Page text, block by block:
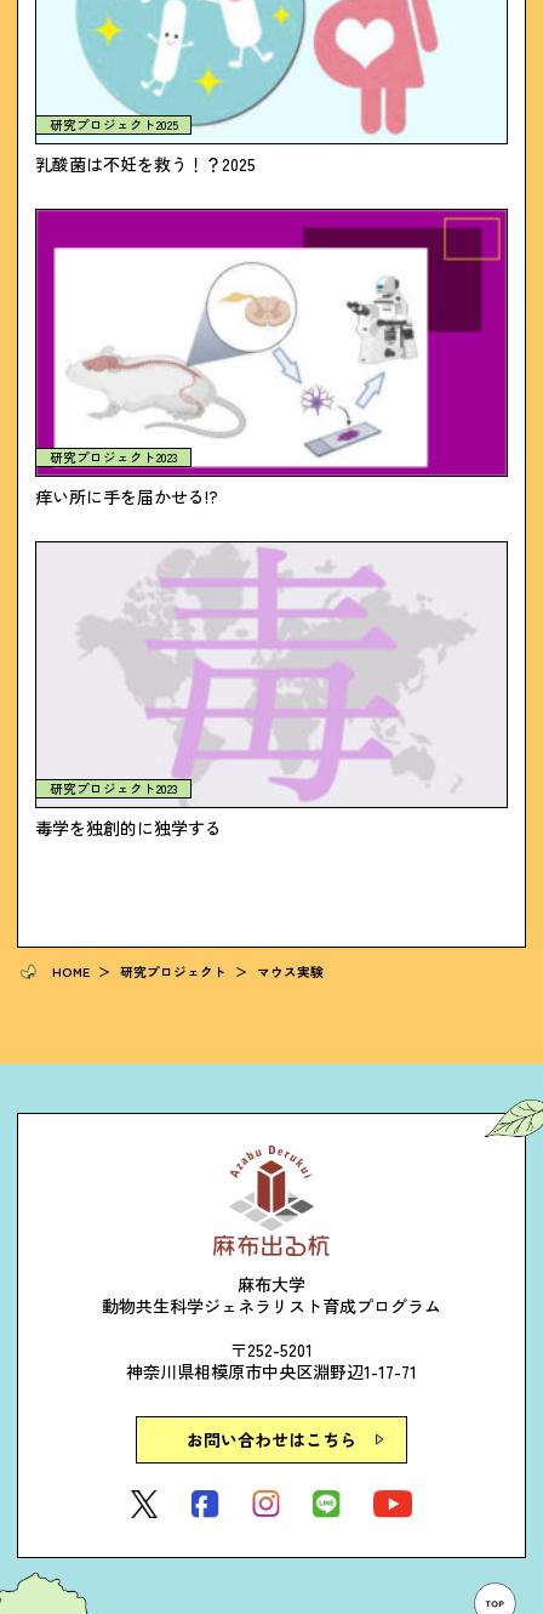
研究プロジェクト2025
乳酸菌は不妊を救う！？2025
研究プロジェクト2023
痒い所に手を届かせる!?
研究プロジェクト2023
毒学を独創的に独学する
HOME ＞ 研究プロジェクト ＞ マウス実験
麻布大学
動物共生科学ジェネラリスト育成プログラム
〒252-5201
神奈川県相模原市中央区淵野辺1-17-71
お問い合わせはこちら